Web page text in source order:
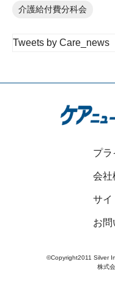
介護給付費分科会
Tweets by Care_news
プラ
会社
サイ
お問
©Copyright2011 Silver
株式